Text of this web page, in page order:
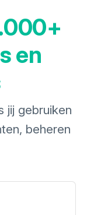
en
jij gebruiken
beheren